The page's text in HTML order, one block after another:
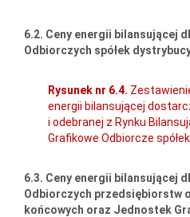
6.2. Ceny energii bilansującej
Odbiorczych spółek
Rysunek nr 6.4.
energii bilansującej
i odebranej z Rynku
Grafikowe Odbiorcze
6.3. Ceny energii bilansującej
Odbiorczych przedsiębiorstw
końcowych oraz Jednostek